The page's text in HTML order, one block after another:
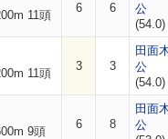
11頭
6 6
公
(54.0)
11頭
3 3
田面
公
(54.0)
9頭
6 8
田面
公